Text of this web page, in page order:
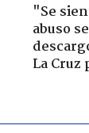
"Se
abuso
La